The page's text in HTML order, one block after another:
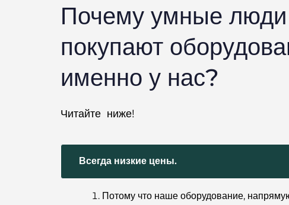
Почему умные люди
покупают
именно у нас?
Читайте ниже!
Всегда низкие цены.
Потому что наше оборудование,